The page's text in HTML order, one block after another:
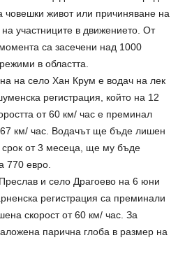
човешки живот или причиняване на
участниците в движението. От
са засечени над 1000
в областта.
на село Хан Крум е водач на лек
регистрация, който на 12
от 60 км/ час е преминал
км/ час. Водачът ще бъде лишен
срок от 3 месеца, ще му бъде
770 евро.
и село Драгоево на 6 юни
регистрация са преминали
скорост от 60 км/ час. За
парична глоба в размер на